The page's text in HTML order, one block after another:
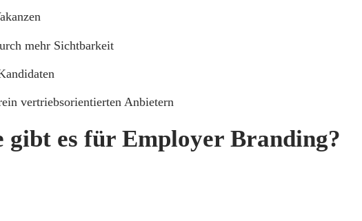
mehr Sichtbarkeit
vertriebsorientierten Anbietern
gibt es für Employer Branding?